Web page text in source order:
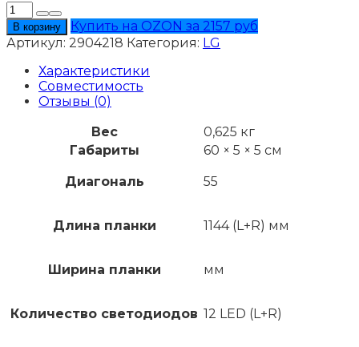
Количество
товара
Подсветка
LG
55LN5700
В корзину
Купить на OZON за 2157 руб
Артикул: 2904218 Категория: LG
Характеристики
Совместимость
Отзывы (0)
Вес
0,625 кг
Габариты
60 × 5 × 5 см
Диагональ 55
Длина планки 1144 (L+R) мм
Ширина планки мм
Количество светодиодов 12 LED (L+R)